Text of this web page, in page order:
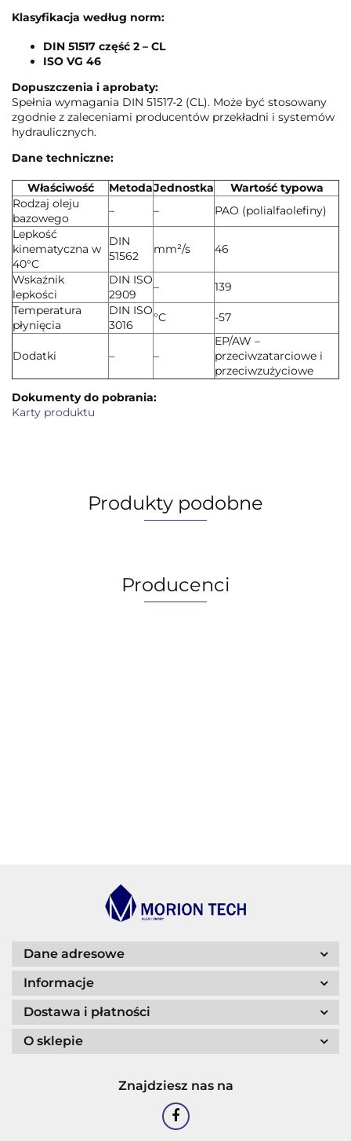
Klasyfikacja według norm:
DIN 51517 część 2 – CL
ISO VG 46
Dopuszczenia i aprobaty:
Spełnia wymagania DIN 51517-2 (CL). Może być stosowany
zgodnie z zaleceniami producentów przekładni i systemów
hydraulicznych.
Dane techniczne:
Właściwość MetodaJednostka
Wartość typowa
Rodzaj oleju
bazowego
– –
PAO (polialfaolefiny)
Lepkość
kinematyczna w
40°C
DIN
51562
mm²/s 46
Wskaźnik
lepkości
DIN ISO
2909
–
139
Temperatura
płynięcia
DIN ISO
3016
°C -57
Dodatki – –
EP/AW –
przeciwzatarciowe i
przeciwzużyciowe
Dokumenty do pobrania:
Karty produktu
Produkty podobne
Producenci
Dane adresowe
Informacje
Dostawa i płatności
O sklepie
Znajdziesz nas na